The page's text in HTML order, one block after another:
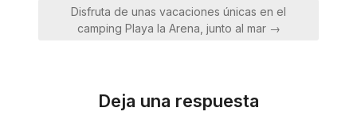
Disfruta de unas vacaciones únicas en el
camping Playa la Arena, junto al mar →
Deja una respuesta